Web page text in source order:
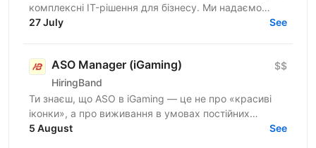
комплексні IT-рішення для бізнесу. Ми надаємо
послуги за 14 напрямками, зокрема створюємо
27 July See
ASO Manager (iGaming)
HiringBand
$$
Ти знаєш, що ASO в iGaming — це не про «красиві
іконки», а про виживання в умовах постійних
штормів, обхід модерації та ювелірну роботу з
5 August See